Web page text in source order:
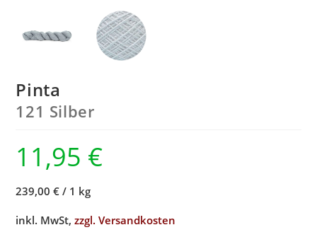
Pinta
121 Silber
11,95 €
239,00 € / 1 kg
inkl. MwSt,zzgl. Versandkosten